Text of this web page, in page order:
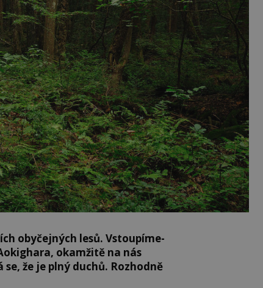
obyčejných lesů. Vstoupíme-
okamžitě na nás
že je plný duchů. Rozhodně